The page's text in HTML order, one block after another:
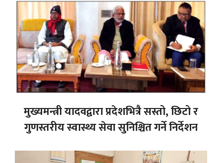
मुख्यमन्त्री यादवद्वारा प्रदेशभित्रै सस्तो, छिटो र
गुणस्तरीय स्वास्थ्य सेवा सुनिश्चित गर्ने निर्देशन